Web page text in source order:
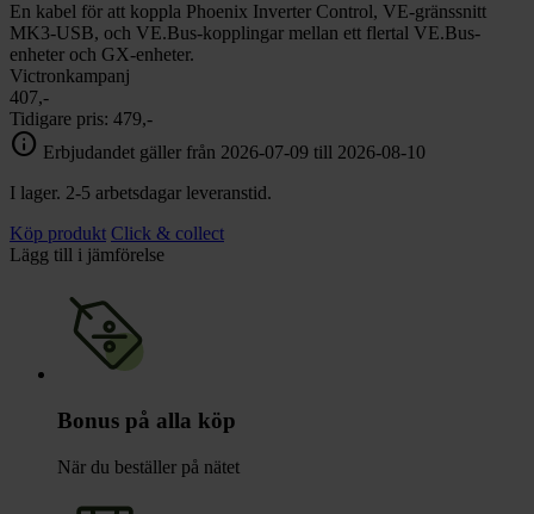
En kabel för att koppla Phoenix Inverter Control, VE-gränssnitt
MK3-USB, och VE.Bus-kopplingar mellan ett flertal VE.Bus-
enheter och GX-enheter.
Victronkampanj
407,-
Tidigare pris: 479,-
info Erbjudandet gäller från 2026-07-09 till 2026-08-10
I lager. 2-5 arbetsdagar leveranstid.
Köp produkt Click & collect
Lägg till i jämförelse
Bonus på alla köp
När du beställer på nätet